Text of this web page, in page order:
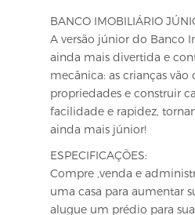
BANCO IMOBILIÁRIO
A versão júnior do Banco
ainda mais divertida e
mecânica: as crianças
propriedades e construir
facilidade e rapidez,
ainda mais júnior!
ESPECIFICAÇÕES:
Compre ,venda e
uma casa para aumentar
alugue um prédio para